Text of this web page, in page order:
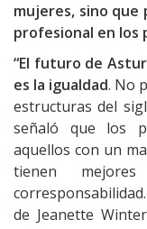
mujeres, sino
profesional en los
“El futuro de
es la igualdad. No
estructuras del
señaló que los
aquellos con un
tienen
de Jeanette